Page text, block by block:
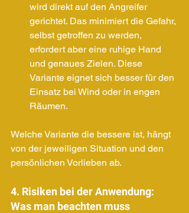
wird direkt auf den Angreifer
gerichtet. Das minimiert die Gefahr,
selbst getroffen zu werden,
erfordert aber eine ruhige Hand
und genaues Zielen. Diese
Variante eignet sich besser für den
Einsatz bei Wind oder in engen
Räumen.
Welche Variante die bessere ist, hängt
von der jeweiligen Situation und den
persönlichen Vorlieben ab.
4. Risiken bei der Anwendung:
Was man beachten muss